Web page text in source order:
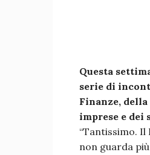
Questa
serie di
Finanze,
imprese e dei
“Tantissimo. Il
non guarda